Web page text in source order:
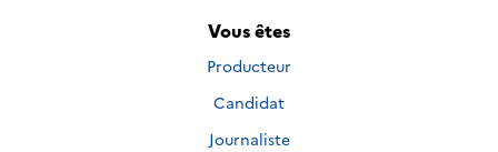
Vous êtes
Producteur
Candidat
Journaliste